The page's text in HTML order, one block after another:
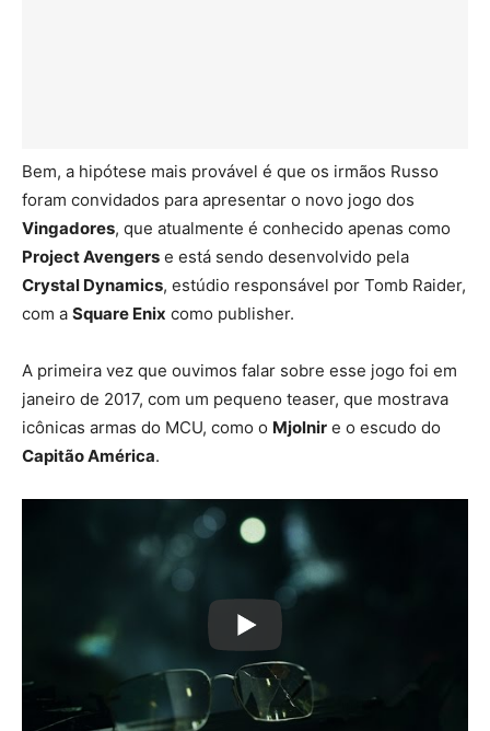
Bem, a hipótese mais provável é que os irmãos Russo
foram convidados para apresentar o novo jogo dos
Vingadores, que atualmente é conhecido apenas como
Project Avengers e está sendo desenvolvido pela
Crystal Dynamics, estúdio responsável por Tomb Raider,
com a Square Enix como publisher.
A primeira vez que ouvimos falar sobre esse jogo foi em
janeiro de 2017, com um pequeno teaser, que mostrava
icônicas armas do MCU, como o Mjolnir e o escudo do
Capitão América.